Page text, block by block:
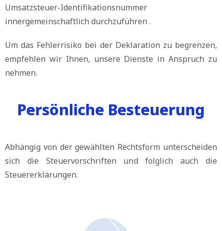
Umsatzsteuer-Identifikationsnummer
innergemeinschaftlich durchzuführen .
Um das Fehlerrisiko bei der Deklaration zu begrenzen,
empfehlen wir Ihnen, unsere Dienste in Anspruch zu
nehmen.
Persönliche Besteuerung
Abhängig von der gewählten Rechtsform unterscheiden
sich die Steuervorschriften und folglich auch die
Steuererklärungen.